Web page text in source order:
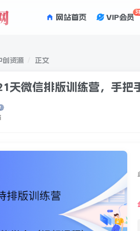
网站首页 VIP会员
3
创资源 正文
天微信排版训练营，手把